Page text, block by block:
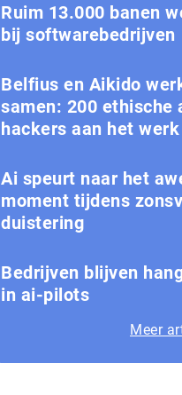
Ruim 13.000 banen
bij softwarebedrijven
Belfius en Aikido
samen: 200 ethische
hackers aan het werk
Ai speurt naar het
moment tijdens
duis­te­ring
Bedrijven blijven
in ai-pilots
Meer